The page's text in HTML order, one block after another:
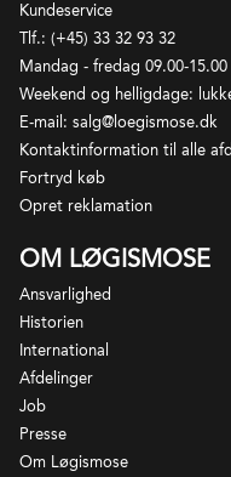
Gironde og
den lune,
årdager til den
drues succes her.
de dybeste gruslag,
kommer fra floden
og derfor også
selvstændige
Margaux og Saint-
Moulis og Listrac.
og vinene er som
Kundeservice
Tlf.: (+45) 33 32 93 32
Mandag - fredag 09.00-15.00
Weekend og helligdage:
E-mail: salg@loegismose.dk
Kontaktinformation til alle
Fortryd køb
Opret reklamation
OM LØGISMOSE
Ansvarlighed
Historien
International
Afdelinger
Job
Presse
Om Løgismose